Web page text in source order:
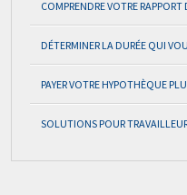
COMPRENDRE VOTRE RAPPORT
DÉTERMINER LA DURÉE QUI
PAYER VOTRE HYPOTHÈQUE
SOLUTIONS POUR